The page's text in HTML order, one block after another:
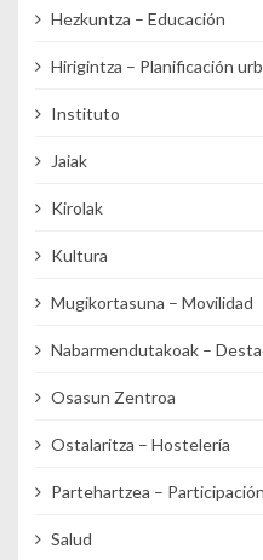
Hezkuntza – Educación
Hirigintza – Planificación
Instituto
Jaiak
Kirolak
Kultura
Mugikortasuna – Movilidad
Nabarmendutakoak –
Osasun Zentroa
Ostalaritza – Hostelería
Partehartzea – Participación
Salud